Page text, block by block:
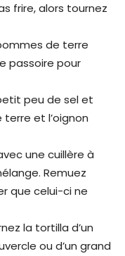
frire, alors tournez
de terre
passoire pour
peu de sel et
et l’oignon
une cuillère à
Remuez
que celui-ci ne
la tortilla d’un
ou d’un grand